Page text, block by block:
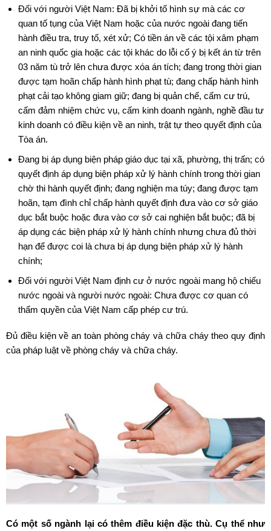
Đối với người Việt Nam: Đã bị khởi tố hình sự mà các cơ
quan tố tụng của Việt Nam hoặc của nước ngoài đang tiến
hành điều tra, truy tố, xét xử; Có tiền án về các tội xâm phạm
an ninh quốc gia hoặc các tội khác do lỗi cố ý bị kết án từ trên
03 năm tù trở lên chưa được xóa án tích; đang trong thời gian
được tạm hoãn chấp hành hình phạt tù; đang chấp hành hình
phạt cải tạo không giam giữ; đang bị quản chế, cấm cư trú,
cấm đảm nhiệm chức vụ, cấm kinh doanh ngành, nghề đầu tư
kinh doanh có điều kiện về an ninh, trật tự theo quyết định của
Tòa án.
Đang bị áp dụng biện pháp giáo dục tại xã, phường, thị trấn; có
quyết định áp dụng biện pháp xử lý hành chính trong thời gian
chờ thi hành quyết định; đang nghiện ma túy; đang được tạm
hoãn, tạm đình chỉ chấp hành quyết định đưa vào cơ sở giáo
dục bắt buộc hoặc đưa vào cơ sở cai nghiện bắt buộc; đã bị
áp dụng các biện pháp xử lý hành chính nhưng chưa đủ thời
hạn để được coi là chưa bị áp dụng biện pháp xử lý hành
chính;
Đối với người Việt Nam định cư ở nước ngoài mang hộ chiếu
nước ngoài và người nước ngoài: Chưa được cơ quan có
thẩm quyền của Việt Nam cấp phép cư trú.
Đủ điều kiện về an toàn phòng cháy và chữa cháy theo quy định
của pháp luật về phòng cháy và chữa cháy.
Có một số ngành lại có thêm điều kiện đặc thù. Cụ thể như